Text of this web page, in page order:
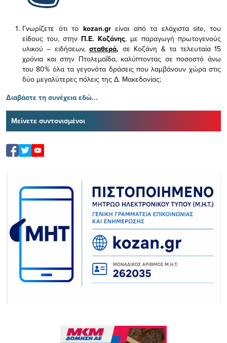
Γνωρίζετε ότι το kozan.gr είναι από τα ελάχισταsite, του
είδους του, στην Π.Ε. Κοζάνης, με παραγωγή πρωτογενούς
υλικού – ειδήσεων,σταθερά, σε Κοζάνη & τα τελευταία 15
χρόνια και στην Πτολεμαΐδα, καλύπτοντας σε ποσοστό άνω
του 80% όλα τα γεγονότα δράσεις που λαμβάνουν χώρα στις
δύο μεγαλύτερες πόλεις της Δ. Μακεδονίας;
Διαβάστε τη συνέχεια εδώ...
Μείνετε συντονισμένοι